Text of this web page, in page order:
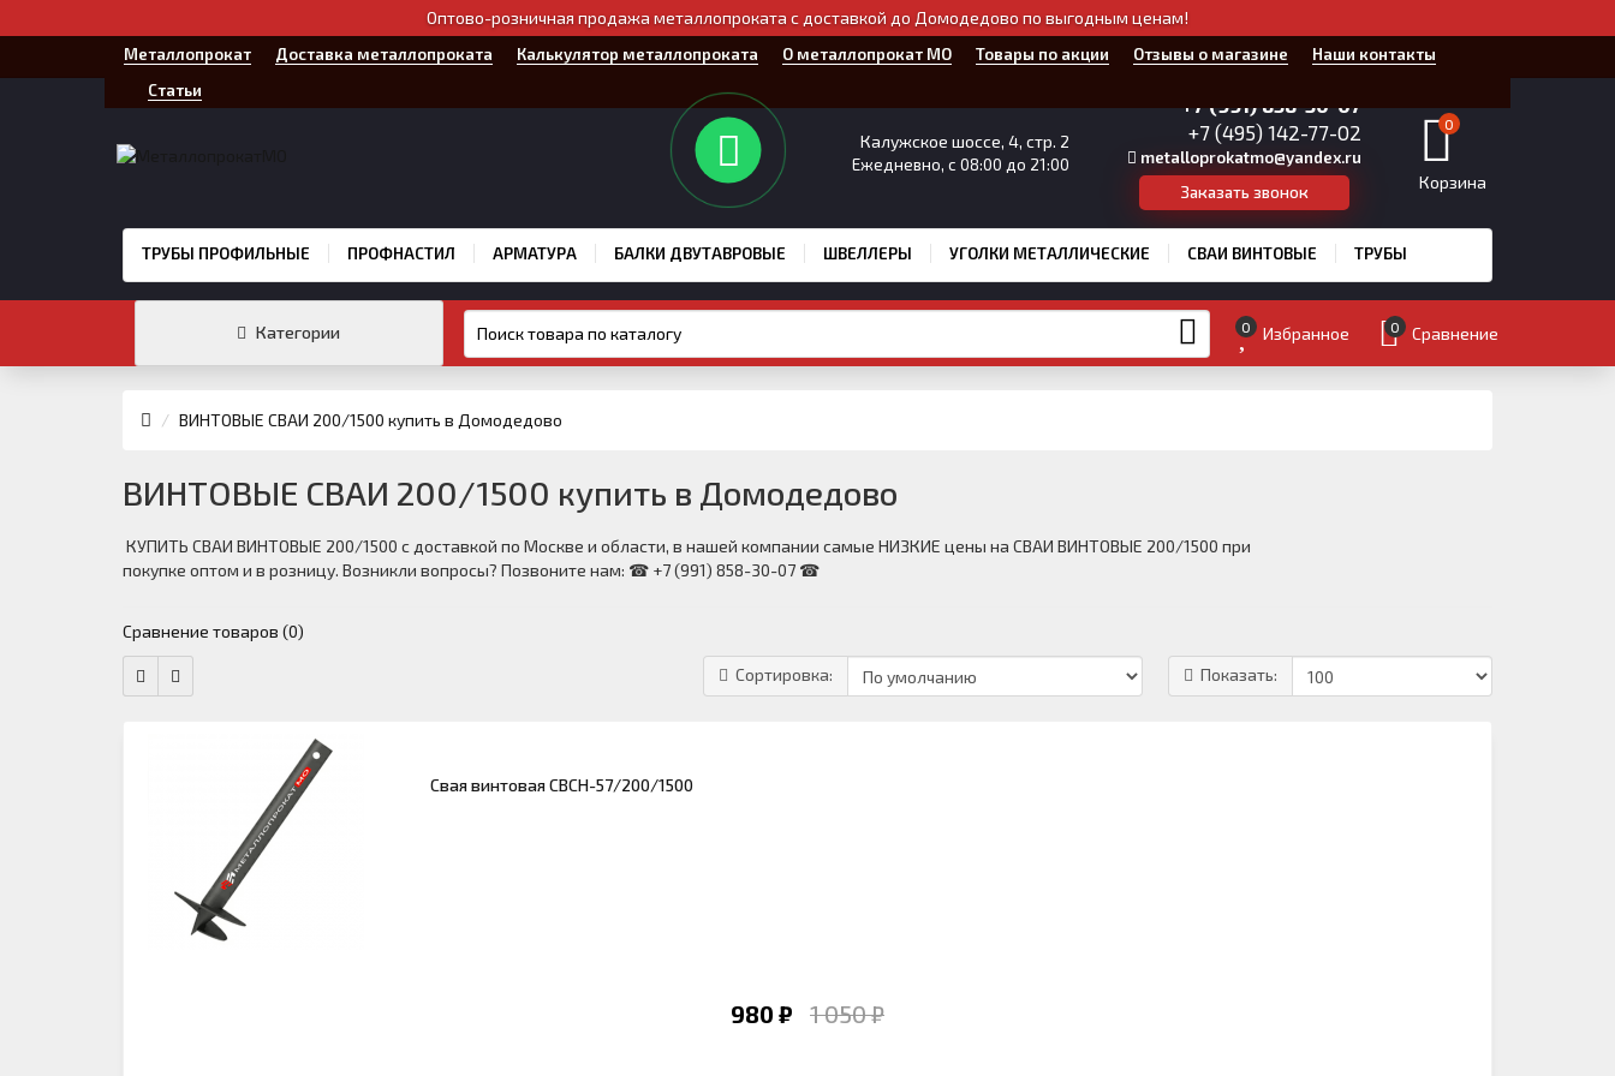
Оптово-розничная продажа металлопроката с доставкой до Домодедово по выгодным ценам!
Металлопрокат Доставка металлопроката Калькулятор металлопроката О металлопрокат МО Товары по акции Отзывы о магазине
Наши контакты
Статьи
Калужское шоссе, 4, стр. 2
Ежедневно, с 08:00 до 21:00
+7 (991) 858-30-07
+7 (495) 142-77-02
metalloprokatmo@yandex.ru
Заказать звонок
0
Корзина
ТРУБЫ ПРОФИЛЬНЫЕ ПРОФНАСТИЛ АРМАТУРА БАЛКИ ДВУТАВРОВЫЕ ШВЕЛЛЕРЫ УГОЛКИ МЕТАЛЛИЧЕСКИЕ СВАИ ВИНТОВЫЕ ТРУБЫ
Категории 0 Избранное 0 Сравнение
ВИНТОВЫЕ СВАИ 200/1500 купить в Домодедово
ВИНТОВЫЕ СВАИ 200/1500 купить в Домодедово
КУПИТЬ СВАИ ВИНТОВЫЕ 200/1500 с доставкой по Москве и области, в нашей компании самые НИЗКИЕ цены на СВАИ ВИНТОВЫЕ 200/1500 при
покупке оптом и в розницу. Возникли вопросы? Позвоните нам: ☎ +7 (991) 858-30-07 ☎
Сравнение товаров (0)
Сортировка: Показать:
Свая винтовая СВСН-57/200/1500
980 ₽ 1 050 ₽